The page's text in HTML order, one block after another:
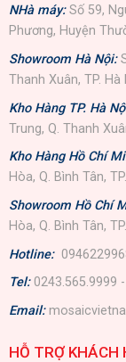
NHà máy: Số 59,
Phương, Huyện
Showroom Hà Nội:
Thanh Xuân, TP. Hà
Kho Hàng TP. Hà
Trung, Q. Thanh
Kho Hàng Hồ Chí
Hòa, Q. Bình Tân,
Showroom Hồ Chí
Hòa, Q. Bình Tân,
Hotline:
Tel: 0243.565.9999
Email:
HỖ TRỢ KHÁCH